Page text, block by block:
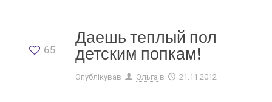
65
Даешь теплый пол
детским попкам!
Опублікував Ольга в 21.11.2012